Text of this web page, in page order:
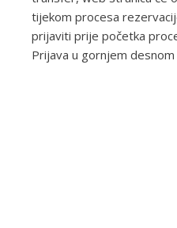
tijekom procesa
prijaviti prije početka
Prijava u gornjem